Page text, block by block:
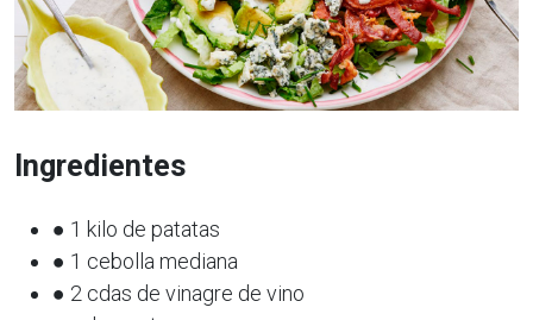
Ingredientes
● 1 kilo de patatas
● 1 cebolla mediana
● 2 cdas de vinagre de vino